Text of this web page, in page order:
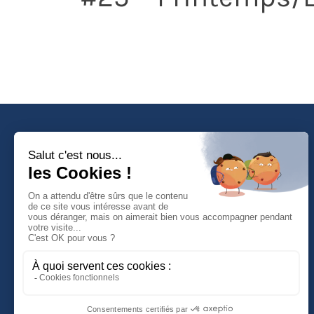
Faculté de Droit d'Economie et de Gestion
Rue de Blois - BP 26739
Tél : (33) (0)2 38 41 70 37
NOUS CONTACTER